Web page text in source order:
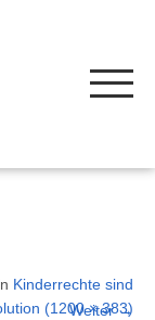
Kinderrechte sind
(1200 × 383)
Weiter→